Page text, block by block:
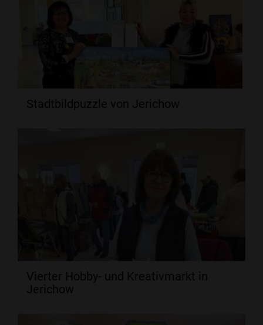
Stadtbildpuzzle von Jerichow
Vierter Hobby- und Kreativmarkt in
Jerichow